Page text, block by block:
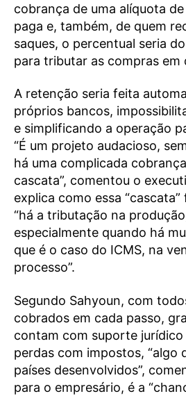
cobrança de uma alíquota
paga e, também, de quem
saques, o percentual seria
para tributar as compras em
A retenção seria feita
próprios bancos,
e simplificando a operação
“É um projeto audacioso,
há uma complicada
cascata”, comentou o
explica como essa
“há a tributação na
especialmente quando há
que é o caso do ICMS, na
processo”.
Segundo Sahyoun, com
cobrados em cada passo,
contam com suporte
perdas com impostos, “algo
países desenvolvidos”,
para o empresário, é a